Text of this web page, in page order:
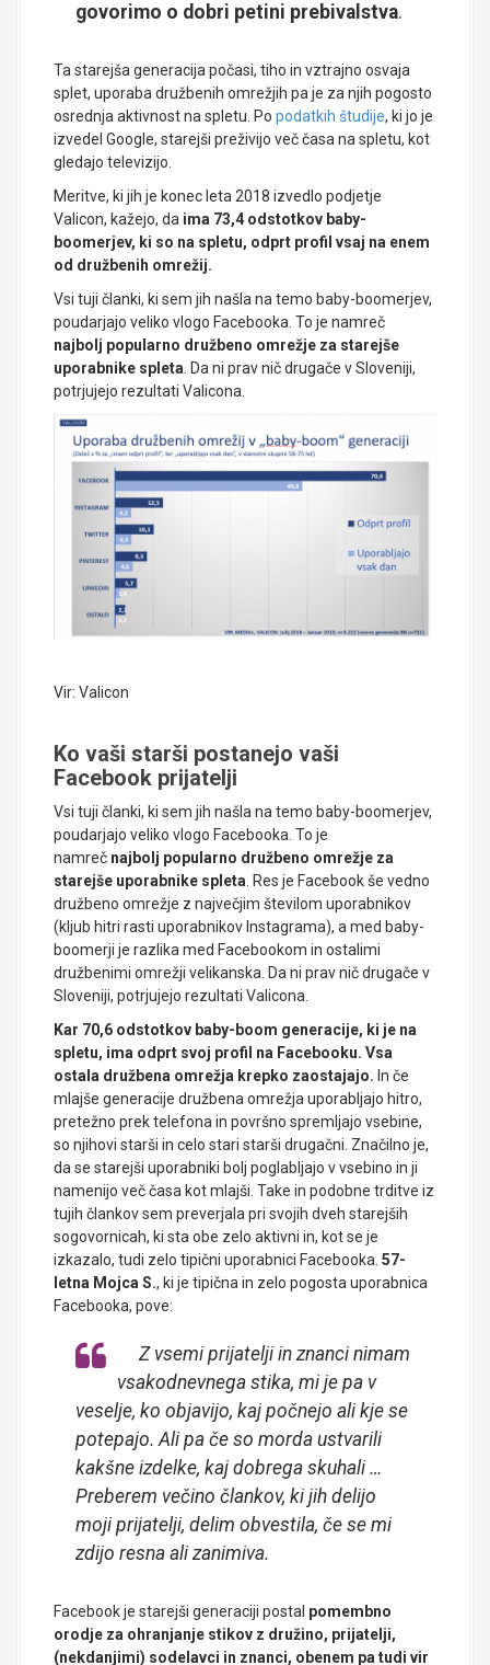
govorimo o dobri petini prebivalstva.
Ta starejša generacija počasi, tiho in vztrajno osvaja
splet, uporaba družbenih omrežjih pa je za njih pogosto
osrednja aktivnost na spletu. Po podatkih študije, ki jo je
izvedel Google, starejši preživijo več časa na spletu, kot
gledajo televizijo.
Meritve, ki jih je konec leta 2018 izvedlo podjetje
Valicon, kažejo, da ima 73,4 odstotkov baby-
boomerjev, ki so na spletu, odprt profil vsaj na enem
od družbenih omrežij.
Vsi tuji članki, ki sem jih našla na temo baby-boomerjev,
poudarjajo veliko vlogo Facebooka. To je namreč
najbolj popularno družbeno omrežje za starejše
uporabnike spleta . Da ni prav nič drugače v Sloveniji,
potrjujejo rezultati Valicona.
Vir: Valicon
Ko vaši starši postanejo vaši
Facebook prijatelji
Vsi tuji članki, ki sem jih našla na temo baby-boomerjev,
poudarjajo veliko vlogo Facebooka. To je
namreč najbolj popularno družbeno omrežje za
starejše uporabnike spleta . Res je Facebook še vedno
družbeno omrežje z največjim številom uporabnikov
(kljub hitri rasti uporabnikov Instagrama), a med baby-
boomerji je razlika med Facebookom in ostalimi
družbenimi omrežji velikanska. Da ni prav nič drugače v
Sloveniji, potrjujejo rezultati Valicona.
Kar 70,6 odstotkov baby-boom generacije, ki je na
spletu, ima odprt svoj profil na Facebooku. Vsa
ostala družbena omrežja krepko zaostajajo. In če
mlajše generacije družbena omrežja uporabljajo hitro,
pretežno prek telefona in površno spremljajo vsebine,
so njihovi starši in celo stari starši drugačni. Značilno je,
da se starejši uporabniki bolj poglabljajo v vsebino in ji
namenijo več časa kot mlajši. Take in podobne trditve iz
tujih člankov sem preverjala pri svojih dveh starejših
sogovornicah, ki sta obe zelo aktivni in, kot se je
izkazalo, tudi zelo tipični uporabnici Facebooka. 57-
letna Mojca S., ki je tipična in zelo pogosta uporabnica
Facebooka, pove:
Z vsemi prijatelji in znanci nimam
vsakodnevnega stika, mi je pa v
veselje, ko objavijo, kaj počnejo ali kje se
potepajo. Ali pa če so morda ustvarili
kakšne izdelke, kaj dobrega skuhali …
Preberem večino člankov, ki jih delijo
moji prijatelji, delim obvestila, če se mi
zdijo resna ali zanimiva.
Facebook je starejši generaciji postal pomembno
orodje za ohranjanje stikov z družino, prijatelji,
(nekdanjimi) sodelavci in znanci, obenem pa tudi vir